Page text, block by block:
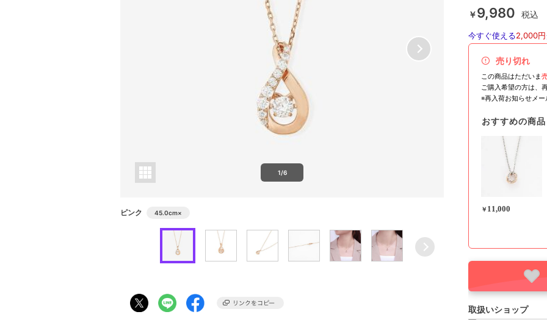
1/6
ピンク 45.0cm×
￥9,980 税込
今すぐ使える2,000円
売り切れ
この商品はただいま
ご購入希望の方は、
※再入荷お知らせメー
おすすめの商品
￥ 11,000
取扱いショップ